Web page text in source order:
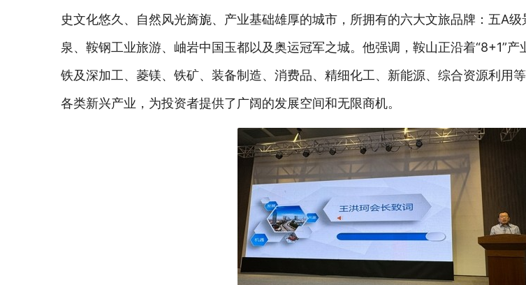
史文化悠久、自然风光旖旎、产业基础雄厚的城市，所拥有的六大文旅品牌：五A
泉、鞍钢工业旅游、岫岩中国玉都以及奥运冠军之城。他强调，鞍山正沿着“8+1”
铁及深加工、菱镁、铁矿、装备制造、消费品、精细化工、新能源、综合资源利用
各类新兴产业，为投资者提供了广阔的发展空间和无限商机。